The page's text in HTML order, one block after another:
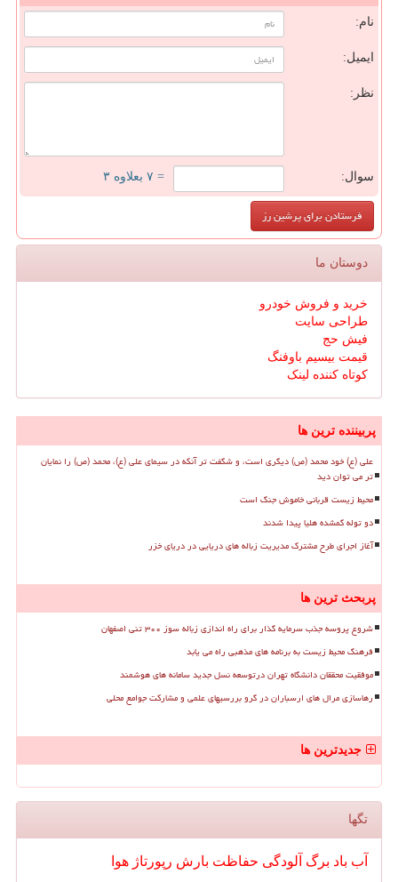
نام:
ایمیل:
نظر:
سوال: = ۷ بعلاوه ۳
دوستان ما
خرید و فروش خودرو
طراحی سایت
فیش حج
قیمت بیسیم باوفنگ
کوتاه کننده لینک
پربیننده ترین ها
علی (ع) خود محمد (ص) دیگری است، و شگفت تر آنکه در سیمای علی (ع)، محمد (ص) را نمایان
تر می توان دید
محیط زیست قربانی خاموش جنگ است
دو توله گمشده هلیا پیدا شدند
آغاز اجرای طرح مشترک مدیریت زباله های دریایی در دریای خزر
پربحث ترین ها
شروع پروسه جذب سرمایه گذار برای راه اندازی زباله سوز ۳۰۰ تنی اصفهان
فرهنگ محیط زیست به برنامه های مذهبی راه می یابد
موفقیت محققان دانشگاه تهران درتوسعه نسل جدید سامانه های هوشمند
رهاسازی مرال های ارسباران در گرو بررسیهای علمی و مشارکت جوامع محلی
جدیدترین ها
تگها
آب باد برگ آلودگی حفاظت بارش رپورتاژ هوا